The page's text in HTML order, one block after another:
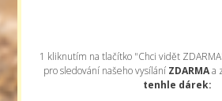
1 kliknutím na tlačítko "Chci vidět
pro sledování našeho vysílání ZDARMAa
tenhle dárek: